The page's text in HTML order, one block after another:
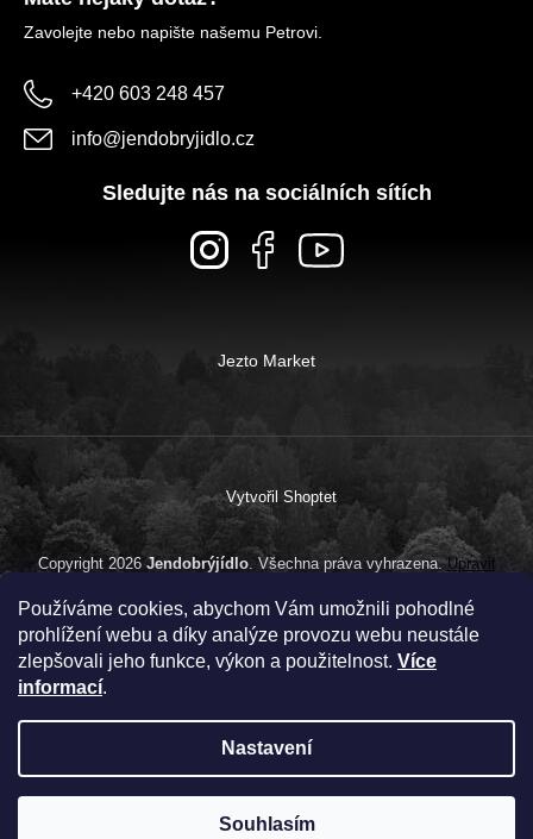
Používáme cookies, abychom Vám umožnili pohodlné
prohlížení webu a díky analýze provozu webu neustále
zlepšovali jeho funkce, výkon a použitelnost. Více
informací.
Nastavení
Souhlasím
Zavolejte nebo napište našemu Petrovi.
+420 603 248 457
info@jendobryjidlo.cz
Sledujte nás na sociálních sítích
Jezto Market
Vytvořil Shoptet
Copyright 2026 Jendobrýjídlo. Všechna práva vyhrazena.Upravit